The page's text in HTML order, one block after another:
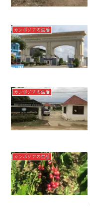
カンボジアの生活
カンボジアの生活
カンボジアの生活